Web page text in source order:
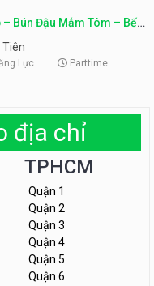
Bún Đậu Mắm Tôm – Bếp
Tiên
Lực Parttime
địa chỉ
TPHCM
Quận 1
Quận 2
Quận 3
Quận 4
Quận 5
Quận 6